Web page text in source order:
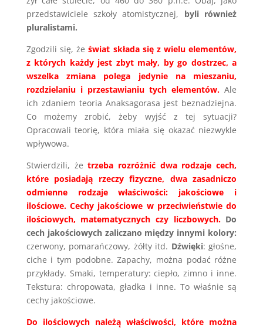
przedstawiciele szkoły atomistycznej, byli również
pluralistami.
Zgodzili się, żeświat składa się z wielu elementów,
z których każdy jest zbyt mały, by go dostrzec, a
wszelka zmiana polega jedynie na mieszaniu,
rozdzielaniu i przestawianiu tych elementów.Ale
ich zdaniem teoria Anaksagorasa jest beznadziejna.
Co możemy zrobić, żeby wyjść z tej sytuacji?
Opracowali teorię, która miała się okazać niezwykle
wpływowa.
Stwierdzili, żetrzeba rozróżnić dwa rodzaje cech,
które posiadają rzeczy fizyczne, dwa zasadniczo
odmienne rodzaje właściwości: jakościowe i
ilościowe. Cechy jakościowe w przeciwieństwie do
ilościowych, matematycznych czy liczbowych.Do
cech jakościowych zaliczano między innymi kolory:
czerwony, pomarańczowy, żółty itd. Dźwięki: głośne,
ciche i tym podobne. Zapachy, można podać różne
przykłady. Smaki, temperatury: ciepło, zimno i inne.
Tekstura: chropowata, gładka i inne. To właśnie są
cechy jakościowe.
Do ilościowych należą właściwości, które można